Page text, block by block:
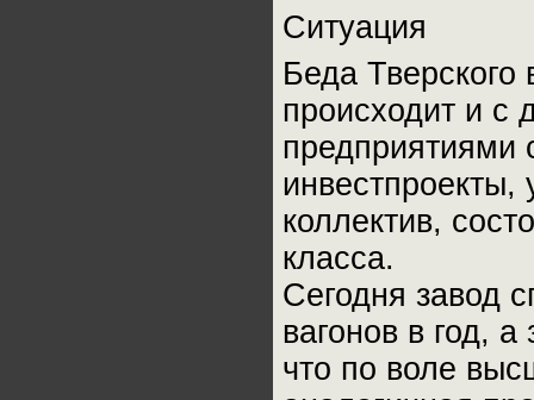
Ситуация
Беда Тверского
происходит и с
предприятиями
инвестпроекты,
коллектив,
класса.
Сегодня завод
вагонов в год,
что по воле